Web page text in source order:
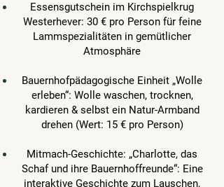
Essensgutschein im Kirchspielkrug
Westerhever: 30 € pro Person für feine
Lammspezialitäten in gemütlicher
Atmosphäre
Bauernhofpädagogische Einheit „Wolle
erleben“: Wolle waschen, trocknen,
kardieren & selbst ein Natur-Armband
drehen (Wert: 15 € pro Person)
Mitmach-Geschichte: „Charlotte, das
Schaf und ihre Bauernhoffreunde“: Eine
interaktive Geschichte zum Lauschen,